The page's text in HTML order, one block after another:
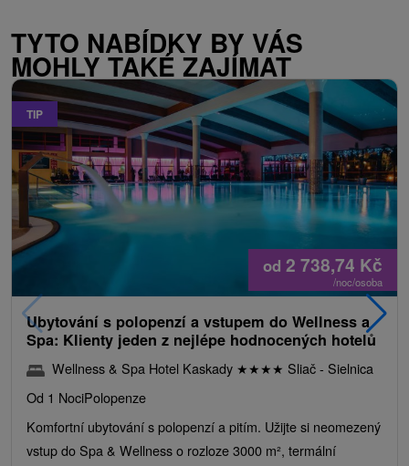
TYTO NABÍDKY BY VÁS
MOHLY TAKÉ ZAJÍMAT
TIP
od 2 738,74 Kč
/noc/osoba
Ubytování s polopenzí a vstupem do Wellness a
Spa: Klienty jeden z nejlépe hodnocených hotelů
Wellness & Spa Hotel Kaskady ★★★★ Sliač - Sielnica
Od 1 NociPolopenze
Komfortní ubytování s polopenzí a pitím. Užijte si neomezený
vstup do Spa & Wellness o rozloze 3000 m², termální